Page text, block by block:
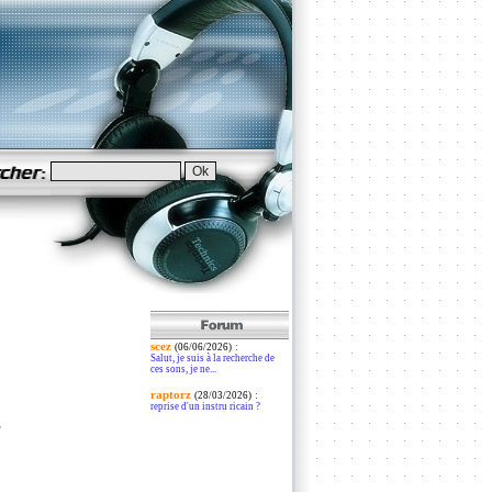
scez (06/06/2026):
Salut, je suis à la recherche de
ces sons, je ne...
raptorz (28/03/2026):
reprise d'un instru ricain ?